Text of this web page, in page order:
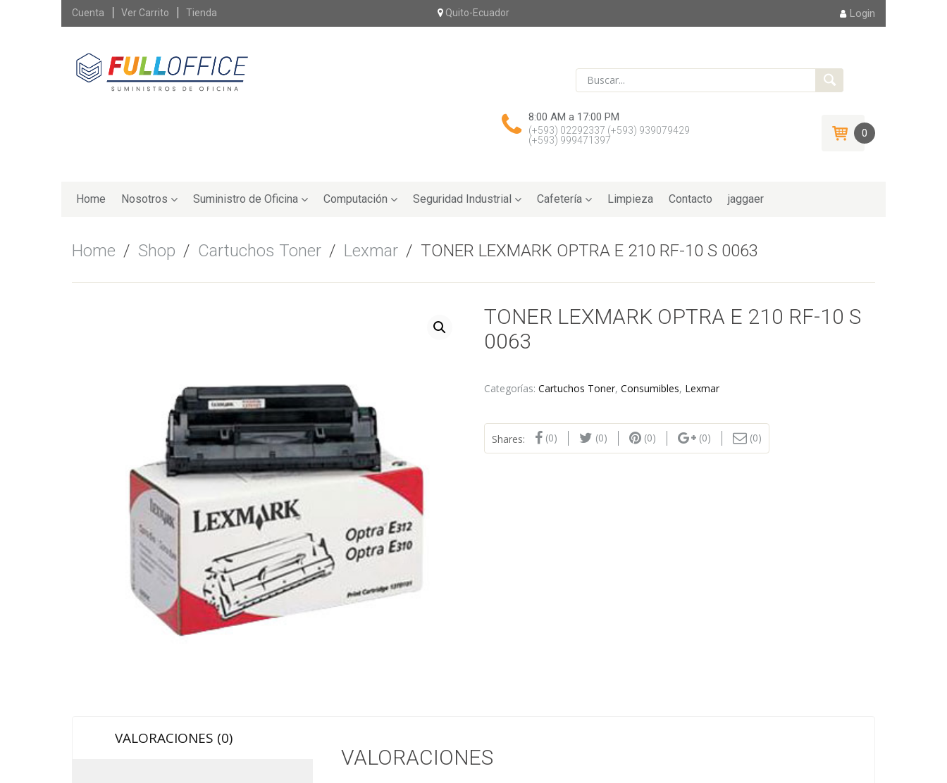
Skip
Cuenta Ver Carrito Tienda Quito-Ecuador Login
8:00 AM a 17:00 PM
(+593) 02292337 (+593) 939079429
(+593) 999471397
0
to
Home Nosotros Suministro de Oficina Computación Seguridad Industrial Cafetería Limpieza Contacto jaggaer
Home / Shop / Cartuchos Toner / Lexmar / TONER LEXMARK OPTRA E 210 RF-10 S 0063
TONER LEXMARK OPTRA E 210 RF-10 S
0063
Categorías: Cartuchos Toner, Consumibles, Lexmar
Shares: (0) (0) (0) (0) (0)
VALORACIONES (0)
VALORACIONES